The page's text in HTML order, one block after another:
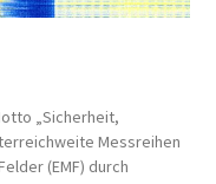
„Sicherheit,
Messreihen
(EMF) durch